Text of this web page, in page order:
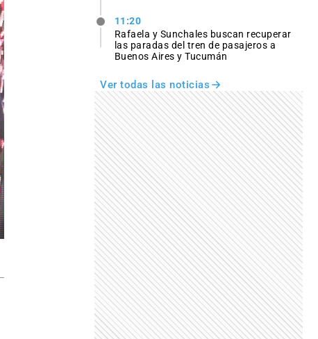
11:20
Rafaela y Sunchales buscan recuperar
las paradas del tren de pasajeros a
Buenos Aires y Tucumán
Ver todas las noticias